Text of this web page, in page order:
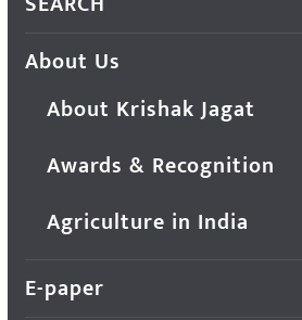
About Us
About Krishak Jagat
Awards & Recognition
Agriculture in India
E-paper